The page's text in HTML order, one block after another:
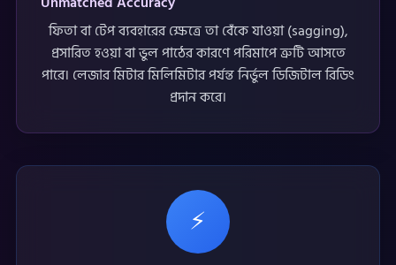
ফিতা বা টেপ ব্যবহারের ক্ষেত্রে তা বেঁকে যাওয়া (sagging),
প্রসারিত হওয়া বা ভুল পাঠের কারণে পরিমাপে ত্রুটি আসতে
পারে। লেজার মিটার মিলিমিটার পর্যন্ত নির্ভুল ডিজিটাল রিডিং
প্রদান করে।
⚡